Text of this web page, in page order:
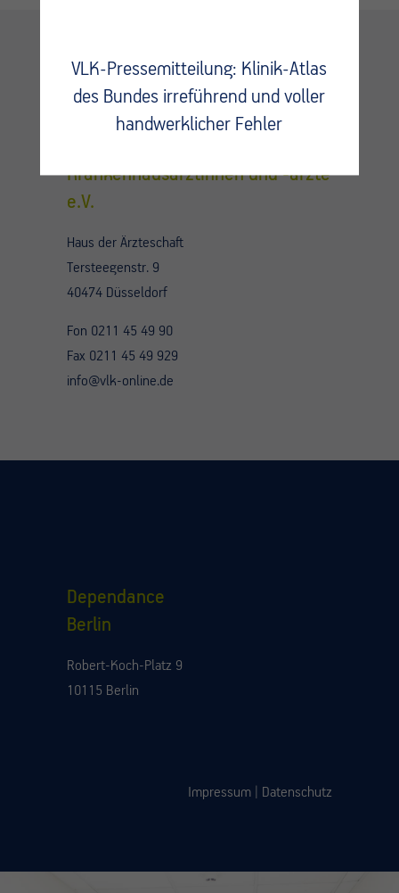
Kontakt
Krankenhausärztinnen und -ärzte
e.V.
Haus der Ärzteschaft
Tersteegenstr. 9
40474 Düsseldorf
Fon 0211 45 49 90
Fax 0211 45 49 929
info@vlk-online.de
Dependance
Berlin
Robert-Koch-Platz 9
10115 Berlin
Impressum Datenschutz
VLK-Pressemitteilung: Klinik-Atlas
des Bundes irreführend und voller
handwerklicher Fehler